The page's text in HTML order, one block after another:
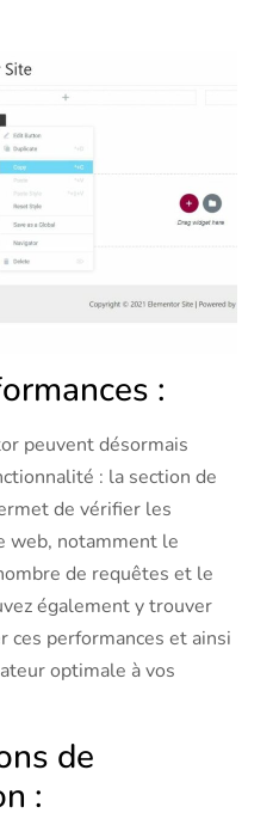
:
peuvent désormais
: la section de
de vérifier les
web, notamment le
de requêtes et le
également y trouver
ces performances et ainsi
optimale à vos
de
: